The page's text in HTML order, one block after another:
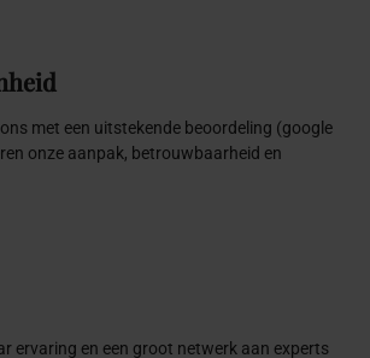
met een uitstekende beoordeling (google
onze aanpak, betrouwbaarheid en
ervaring en een groot netwerk aan experts